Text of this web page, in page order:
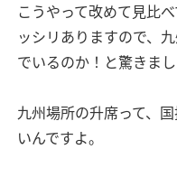
こうやって改めて見比
ッシリありますので、
でいるのか！と驚きまし
九州場所の升席って、
いんですよ。